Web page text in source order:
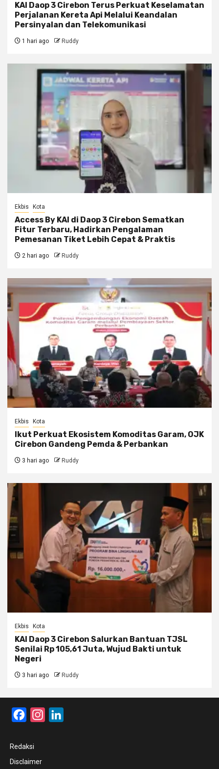
KAI Daop 3 Cirebon Terus Perkuat Keselamatan
Perjalanan Kereta Api Melalui Keandalan
Persinyalan dan Telekomunikasi
1 hari ago Ruddy
Ekbis Kota
Access By KAI di Daop 3 Cirebon Sematkan
Fitur Terbaru, Hadirkan Pengalaman
Pemesanan Tiket Lebih Cepat & Praktis
2 hari ago Ruddy
Ekbis Kota
Ikut Perkuat Ekosistem Komoditas Garam, OJK
Cirebon Gandeng Pemda & Perbankan
3 hari ago Ruddy
Ekbis Kota
KAI Daop 3 Cirebon Salurkan Bantuan TJSL
Senilai Rp 105,61 Juta, Wujud Bakti untuk
Negeri
3 hari ago Ruddy
FacebookInstagram
Redaksi
Disclaimer